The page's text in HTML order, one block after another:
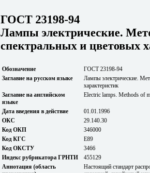
ГОСТ 23198-94
Лампы электрические.
спектральных и цветовых
Обозначение
ГОСТ 23198-94
Заглавие на русском языке
Лампы электрические.
характеристик
Заглавие на английском
языке
Electric lamps. Methods of
Дата введения в действие
01.01.1996
ОКС
29.140.30
Код ОКП
346000
Код КГС
Е89
Код ОКСТУ
3466
Индекс рубрикатора ГРНТИ
455129
Аннотация (область
Настоящий стандарт